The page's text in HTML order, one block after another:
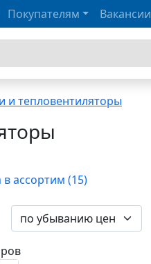
Покупателям Вакансии
и тепловентиляторы
ассортим (15)